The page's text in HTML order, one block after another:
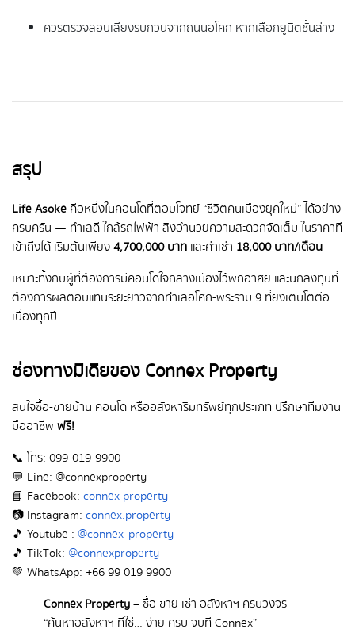
ควรตรวจสอบเสียงรบกวนจากถนนอโศก หากเลือกยูนิตชั้นล่าง
สรุป
Life Asoke คือหนึ่งในคอนโดที่ตอบโจทย์ “ชีวิตคนเมืองยุคใหม่” ได้อย่าง
ครบครัน — ทำเลดี ใกล้รถไฟฟ้า สิ่งอำนวยความสะดวกจัดเต็ม ในราคาที่
เข้าถึงได้ เริ่มต้นเพียง4,700,000 บาท และค่าเช่า 18,000 บาท/เดือน
เหมาะทั้งกับผู้ที่ต้องการมีคอนโดใจกลางเมืองไว้พักอาศัย และนักลงทุนที่
ต้องการผลตอบแทนระยะยาวจากทำเลอโศก-พระราม 9 ที่ยังเติบโตต่อ
เนื่องทุกปี
ช่องทางมีเดียของ Connex Property
สนใจซื้อ-ขายบ้าน คอนโด หรืออสังหาริมทรัพย์ทุกประเภท ปรึกษาทีมงาน
มืออาชีพ ฟรี!
📞 โทร: 099-019-9900
💬 Line: @connexproperty
📘 Facebook:connex property
📷 Instagram: connex.property
🎵 Youtube : @connex_property
🎵 TikTok: @connexproperty_
💚 WhatsApp: +66 99 019 9900
Connex Property– ซื้อ ขาย เช่า อสังหาฯ ครบวงจร
“ค้นหาอสังหาฯ ที่ใช่… ง่าย ครบ จบที่ Connex”